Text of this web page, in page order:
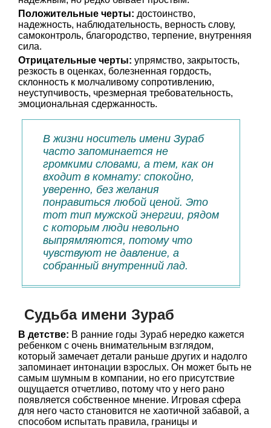
Положительные черты: достоинство,
надежность, наблюдательность, верность слову,
самоконтроль, благородство, терпение, внутренняя
сила.
Отрицательные черты: упрямство, закрытость,
резкость в оценках, болезненная гордость,
склонность к молчаливому сопротивлению,
неуступчивость, чрезмерная требовательность,
эмоциональная сдержанность.
В жизни носитель имени Зураб
часто запоминается не
громкими словами, а тем, как он
входит в комнату: спокойно,
уверенно, без желания
понравиться любой ценой. Это
тот тип мужской энергии, рядом
с которым люди невольно
выпрямляются, потому что
чувствуют не давление, а
собранный внутренний лад.
Судьба имени Зураб
В детстве: В ранние годы Зураб нередко кажется
ребенком с очень внимательным взглядом,
который замечает детали раньше других и надолго
запоминает интонации взрослых. Он может быть не
самым шумным в компании, но его присутствие
ощущается отчетливо, потому что у него рано
появляется собственное мнение. Игровая сфера
для него часто становится не хаотичной забавой, а
способом испытать правила, границы и